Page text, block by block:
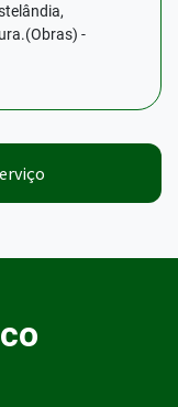
-